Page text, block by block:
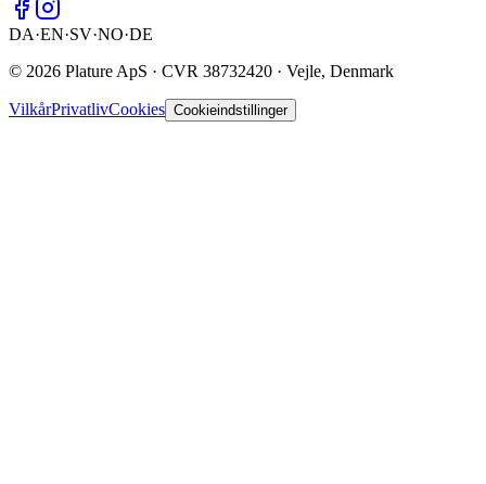
DA·EN·SV·NO·DE
© 2026 Plature ApS · CVR 38732420 · Vejle, Denmark
VilkårPrivatlivCookies Cookieindstillinger